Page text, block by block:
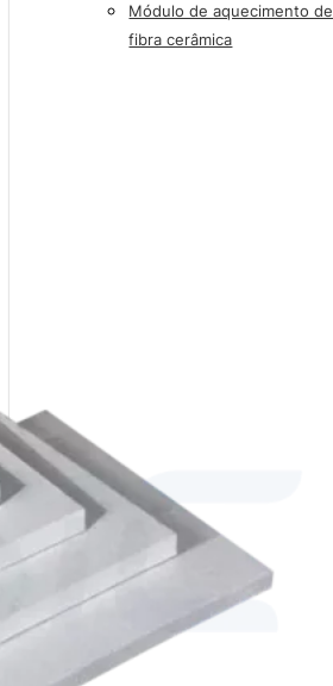
Módulo de aquecimento de
fibra cerâmica